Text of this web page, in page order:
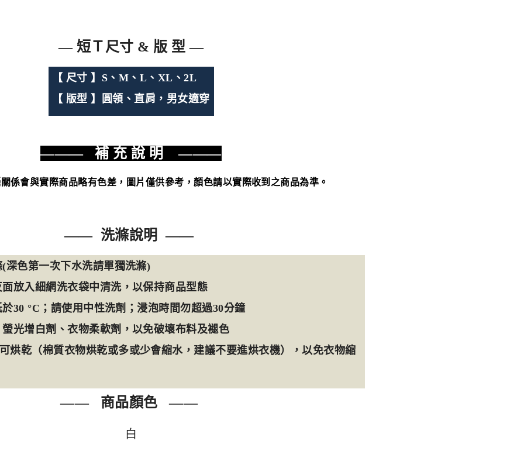
— 短Ｔ尺寸 & 版 型 —
【 尺寸 】 S、M、L、XL、2L
【 版型 】圓領、直肩 ，男女適穿
——— 補 充 說 明 ———
係會與實際商品略有色差，圖片僅供參考，顏色請以實際收到之商品為準。
—— 洗滌說明 ——
深色第一次下水洗請單獨洗滌)
放入細網洗衣袋中清洗，以保持商品型態
30 °C；請使用中性洗劑；浸泡時間勿超過30分鐘
光增白劑、衣物柔軟劑，以免破壞布料及褪色
烘乾（棉質衣物烘乾或多或少會縮水，建議不要進烘衣機），以免衣物縮
—— 商品顏色 ——
白